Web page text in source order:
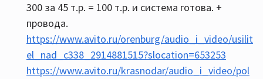
300 за 45 т.р. = 100 т.р. и система готова. +
провода.
https://www.avito.ru/orenburg/audio_i_video/usilit
el_nad_c338_2914881515?slocation=653253
https://www.avito.ru/krasnodar/audio_i_video/pol